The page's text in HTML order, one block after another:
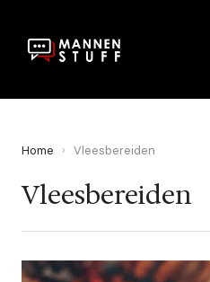
Home › Vleesbereiden
Vleesbereiden